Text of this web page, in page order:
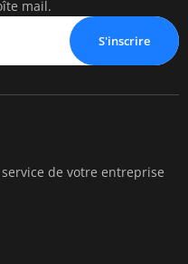
mail.
S'inscrire
de votre entreprise